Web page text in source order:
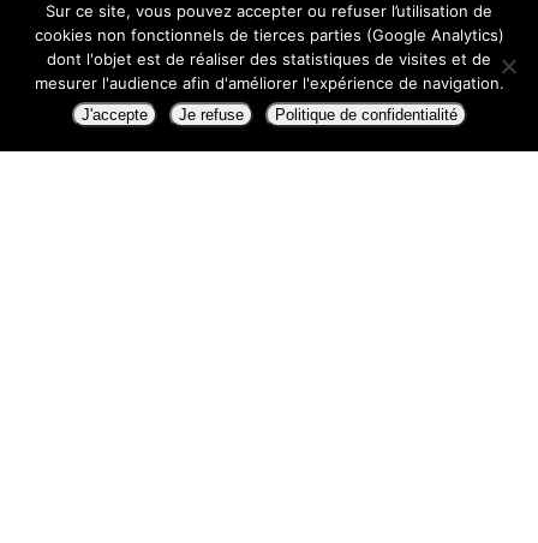
Sur ce site, vous pouvez accepter ou refuser l’utilisation de
cookies non fonctionnels de tierces parties (Google Analytics)
dont l'objet est de réaliser des statistiques de visites et de
mesurer l'audience afin d'améliorer l'expérience de navigation.
J'accepte Je refuse Politique de confidentialité